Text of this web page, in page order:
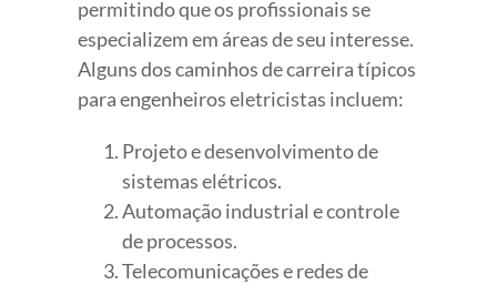
permitindo que os profissionais se
especializem em áreas de seu interesse.
Alguns dos caminhos de carreira típicos
para engenheiros eletricistas incluem:
Projeto e desenvolvimento de
sistemas elétricos.
Automação industrial e controle
de processos.
Telecomunicações e redes de